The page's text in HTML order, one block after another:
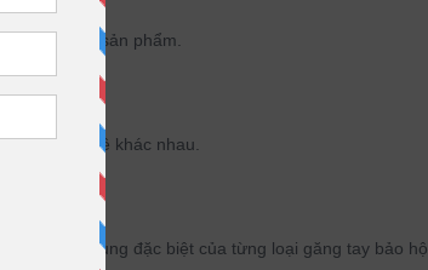
động lên sản phẩm.
sản phẩm
nghề khác nhau.
sâu.
Công dụng đặc biệt của từng loại găng tay bảo hộ